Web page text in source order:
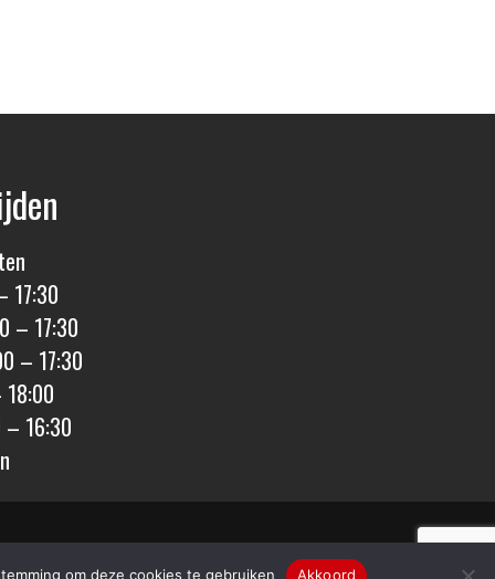
17:30
– 17:30
– 17:30
16:30
om deze cookies te gebruiken Akkoord